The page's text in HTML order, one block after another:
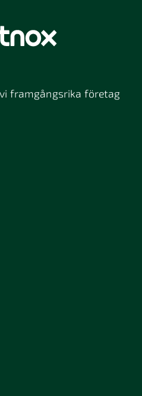
framgångsrika företag